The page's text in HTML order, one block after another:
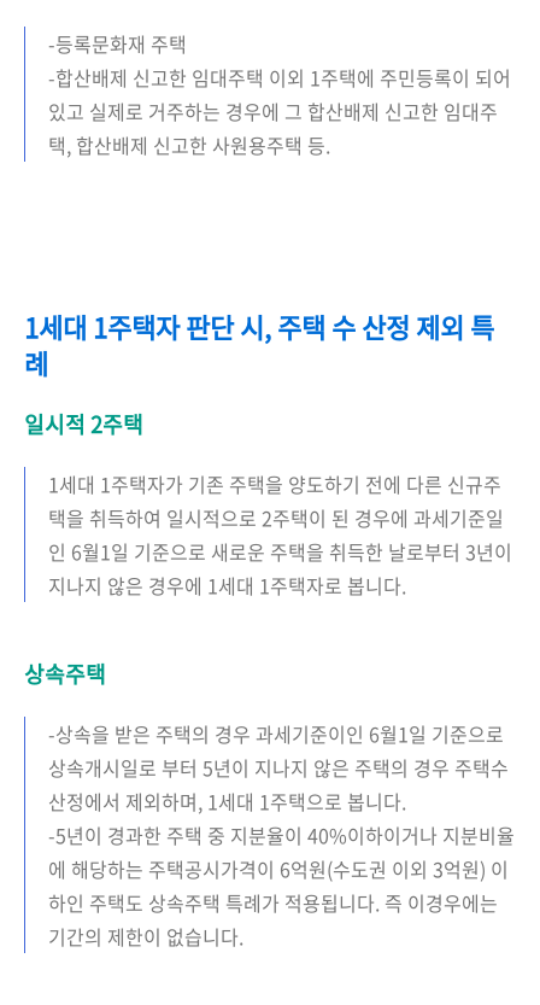
-등록문화재 주택
-합산배제 신고한 임대주택 이외 1주택에 주민등록이 되어
있고 실제로 거주하는 경우에 그 합산배제 신고한 임대주
택, 합산배제 신고한 사원용주택 등.
1세대 1주택자 판단 시, 주택 수 산정 제외 특
례
일시적 2주택
1세대 1주택자가 기존 주택을 양도하기 전에 다른 신규주
택을 취득하여 일시적으로 2주택이 된 경우에 과세기준일
인 6월1일 기준으로 새로운 주택을 취득한 날로부터 3년이
지나지 않은 경우에 1세대 1주택자로 봅니다.
상속주택
-상속을 받은 주택의 경우 과세기준이인 6월1일 기준으로
상속개시일로 부터 5년이 지나지 않은 주택의 경우 주택수
산정에서 제외하며, 1세대 1주택으로 봅니다.
-5년이 경과한 주택 중 지분율이 40%이하이거나 지분비율
에 해당하는 주택공시가격이 6억원(수도권 이외 3억원) 이
하인 주택도 상속주택 특례가 적용됩니다. 즉 이경우에는
기간의 제한이 없습니다.